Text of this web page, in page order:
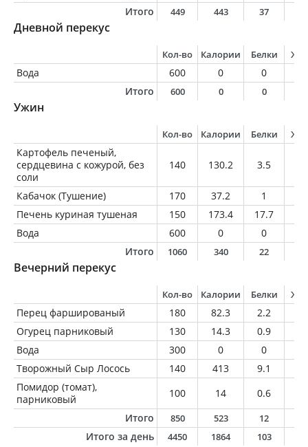
Итого
449 443 37
Дневной перекус
Кол-во Калории Белки
Вода 600 0 0
Итого
600 0 0
Ужин
Кол-во Калории Белки
Картофель печеный,
сердцевина с кожурой, без
соли
140 130.2 3.5
Кабачок (Тушение) 170 37.2 1
Печень куриная тушеная
150 173.4 17.7
Вода
600 0 0
Итого
1060 340 22
Вечерний перекус
Кол-во Калории Белки
Перец фаршированый 180 82.3 2.2
Огурец парниковый
130 14.3 0.9
Вода
300 0 0
Творожный Сыр Лосось
140 413 9.1
Помидор (томат),
парниковый
100 14 0.6
Итого
850 523 12
Итого за день 4450 1864 103